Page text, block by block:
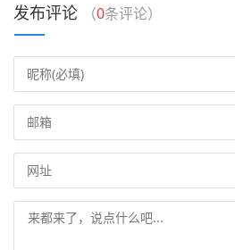
发布评论 （0条评论）